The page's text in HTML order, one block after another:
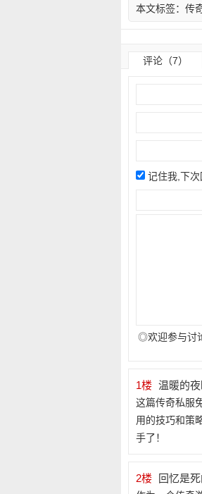
本文标签： 传
评论（7）
记住我,下
◎欢迎参与讨
1楼 温暖的夜
这篇传奇私服
用的技巧和策
手了！
2楼 回忆是